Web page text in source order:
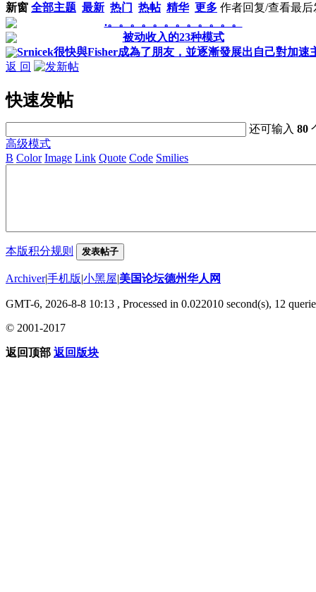
新窗 全部主题 最新 热门 热帖 精华 更多 作者回复/查看最后
.。。。。。。。。。。。。
被动收入的23种模式
Srnicek很快與Fisher成為了朋友，並逐漸發展出自己對加速
返 回
快速发帖
还可输入80
高级模式
B Color Image Link Quote Code Smilies
本版积分规则 发表帖子
Archiver|手机版|小黑屋|美国论坛德州华人网
GMT-6, 2026-8-8 10:13 , Processed in 0.022010 second(s), 12
© 2001-2017
返回顶部 返回版块